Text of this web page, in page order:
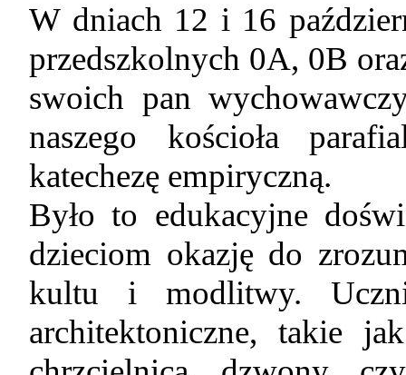
W dniach 12 i 16
przedszkolnych 0A, 0B
swoich pan
naszego kościoła
katechezę empiryczną.
Było to edukacyjne
dzieciom okazję do
kultu i modlitwy.
architektoniczne, takie